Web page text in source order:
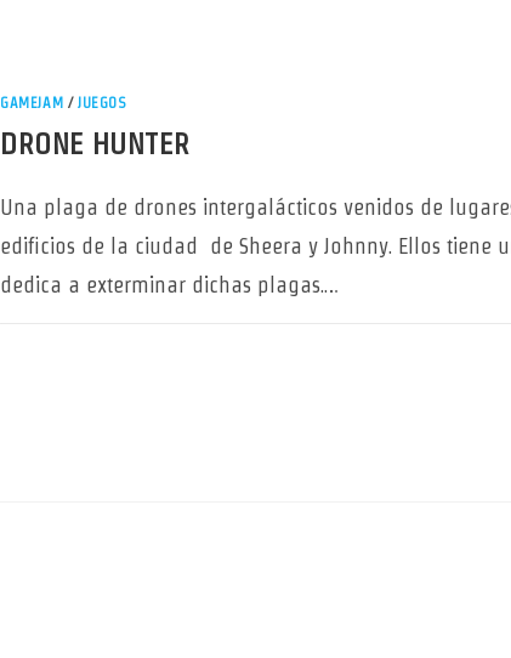
GAMEJAM /JUEGOS
DRONE HUNTER
Una plaga de drones intergalácticos venidos de
edificios de la ciudad de Sheera y Johnny. Ellos tiene
dedica a exterminar dichas plagas.…